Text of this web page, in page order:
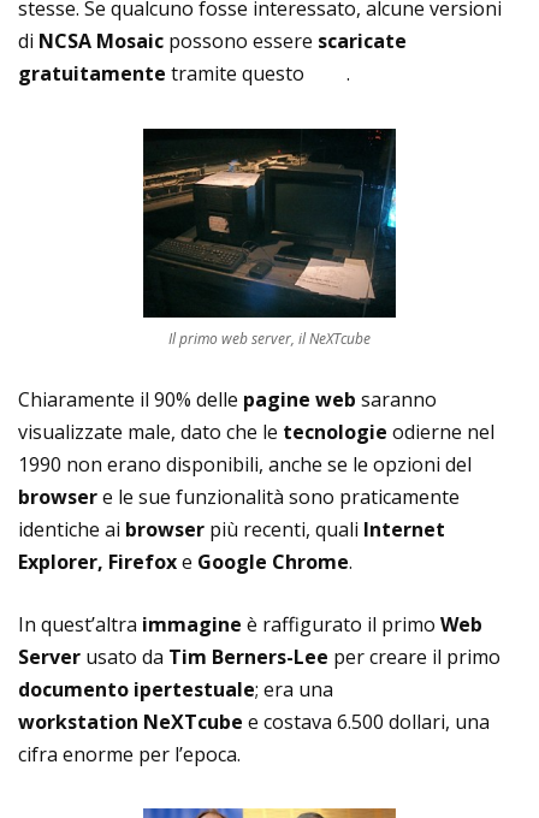
stesse. Se qualcuno fosse interessato, alcune versioni
di NCSA Mosaic possono essere scaricate
gratuitamente tramite questo .
Il primo web server, il NeXTcube
Chiaramente il 90% delle pagine web saranno
visualizzate male, dato che le tecnologie odierne nel
1990 non erano disponibili, anche se le opzioni del
browsere le sue funzionalità sono praticamente
identiche ai browser più recenti, quali Internet
Explorer, Firefoxe Google Chrome.
In quest’altra immagine è raffigurato il primo Web
Server usato da Tim Berners-Lee per creare il primo
documento ipertestuale; era una
workstation NeXTcube e costava 6.500 dollari, una
cifra enorme per l’epoca.